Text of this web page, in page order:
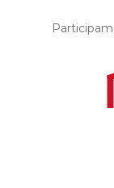
Participam: